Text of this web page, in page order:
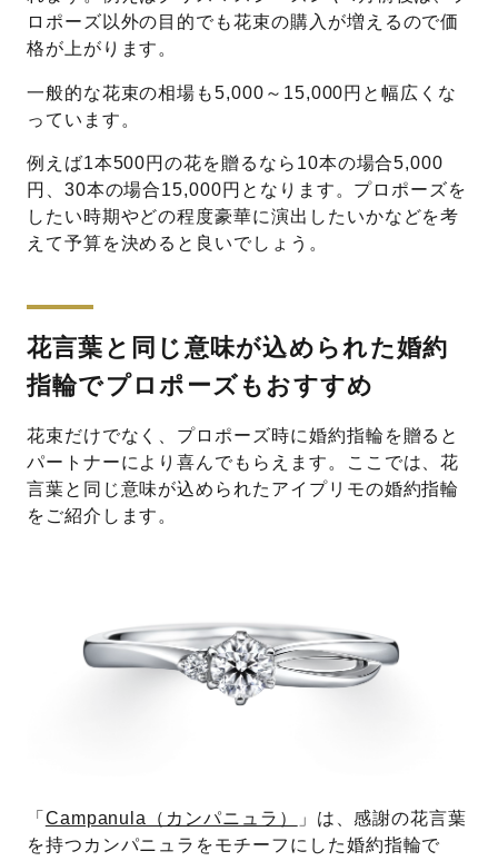
ロポーズ以外の目的でも花束の購入が増えるので価
格が上がります。
一般的な花束の相場も5,000～15,000円と幅広くな
っています。
例えば1本500円の花を贈るなら10本の場合5,000
円、30本の場合15,000円となります。プロポーズを
したい時期やどの程度豪華に演出したいかなどを考
えて予算を決めると良いでしょう。
花言葉と同じ意味が込められた婚約
指輪でプロポーズもおすすめ
花束だけでなく、プロポーズ時に婚約指輪を贈ると
パートナーにより喜んでもらえます。ここでは、花
言葉と同じ意味が込められたアイプリモの婚約指輪
をご紹介します。
「 Campanula（カンパニュラ）
」は、感謝の花言葉
を持つカンパニュラをモチーフにした婚約指輪で